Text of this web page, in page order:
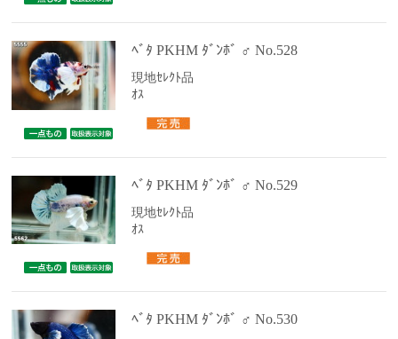
ﾍﾞﾀ PKHM ﾀﾞﾝﾎﾞ ♂ No.528
現地ｾﾚｸﾄ品
ｵｽ
ﾍﾞﾀ PKHM ﾀﾞﾝﾎﾞ ♂ No.529
現地ｾﾚｸﾄ品
ｵｽ
ﾍﾞﾀ PKHM ﾀﾞﾝﾎﾞ ♂ No.530